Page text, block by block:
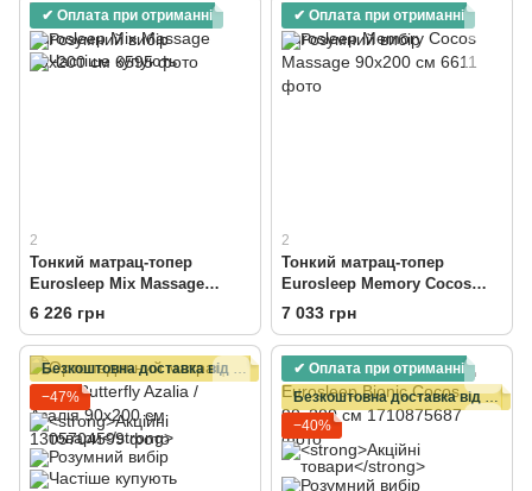
✔ Оплата при отриманні
2
Тонкий матрац-топер
Eurosleep Mix Massage
90х200 см
6 226 грн
✔ Оплата при отриманні
2
Тонкий матрац-топер
Eurosleep Memory Cocos
Massage 90х200 см
7 033 грн
Безкоштовна доставка від 15000 грн
−47%
✔ Оплата при отриманні
Безкоштовна доставка від 15000 грн
−40%